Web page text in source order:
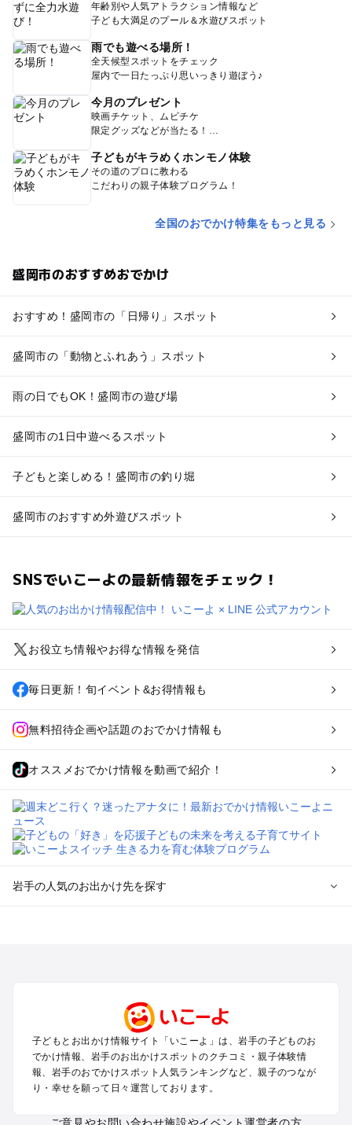
年齢別や人気アトラクション情報など
子ども大満足のプール＆水遊びスポット
雨でも遊べる場所！
全天候型スポットをチェック
屋内で一日たっぷり思いっきり遊ぼう♪
今月のプレゼント
映画チケット、ムビチケ
限定グッズなどが当たる！
子どもがキラめくホンモノ体験
その道のプロに教わる
こだわりの親子体験プログラム！
全国のおでかけ特集をもっと見る
盛岡市のおすすめおでかけ
おすすめ！盛岡市の「日帰り」スポット
盛岡市の「動物とふれあう」スポット
雨の日でもOK！盛岡市の遊び場
盛岡市の1日中遊べるスポット
子どもと楽しめる！盛岡市の釣り堀
盛岡市のおすすめ外遊びスポット
SNSでいこーよの最新情報をチェック！
お役立ち情報やお得な情報を発信
毎日更新！旬イベント&お得情報も
無料招待企画や話題のおでかけ情報も
オススメおでかけ情報を動画で紹介！
岩手の人気のお出かけ先を探す
安比・八幡平・二戸のプールお出かけ
三陸海岸周辺のプールお出かけ
岩手の定番お出かけスポット
岩手の遊園地
子どもとお出かけ情報サイト「いこーよ」は、岩手の子どものお
でかけ情報、岩手のお出かけスポットのクチコミ・親子体験情
報、岩手のおでかけスポット人気ランキングなど、親子のつなが
り・幸せを願って日々運営しております。